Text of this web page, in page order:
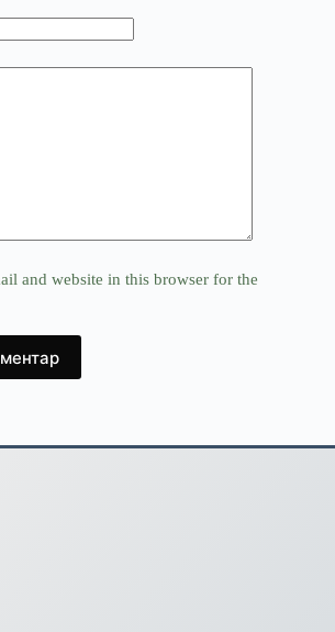
and website in this browser for the